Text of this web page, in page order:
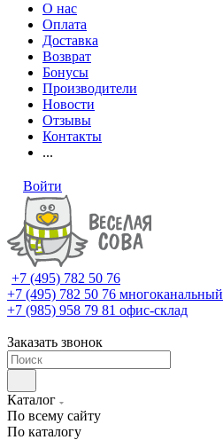
О нас
Оплата
Доставка
Возврат
Бонусы
Производители
Новости
Отзывы
Контакты
...
Войти
+7 (495) 782 50 76
+7 (495) 782 50 76 многоканальный
+7 (985) 958 79 81 офис-склад
Заказать звонок
Каталог
По всему сайту
По каталогу